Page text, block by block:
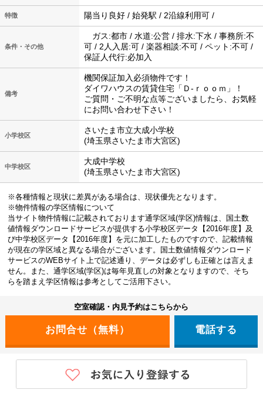
特徴 陽当り良好 / 始発駅 / 2沿線利用可 /
条件・その他
ガス:都市 / 水道:公営 / 排水:下水 / 事務所:不
可 / 2人入居:可 / 楽器相談:不可 / ペット:不可 /
保証人代行:必加入
備考
機関保証加入必須物件です！
ダイワハウスの賃貸住宅「Ｄ‐ｒｏｏｍ」！
ご質問・ご不明な点等ございましたら、お気軽
にお問い合わせ下さい！
小学校区
さいたま市立大成小学校
(埼玉県さいたま市大宮区)
中学校区
大成中学校
(埼玉県さいたま市大宮区)
※各種情報と現状に差異がある場合は、現状優先となります。
※物件情報の学区情報について
当サイト物件情報に記載されております通学区域(学区)情報は、国土数
値情報ダウンロードサービスが提供する小学校区データ【2016年度】及
び中学校区データ【2016年度】を元に加工したものですので、記載情報
が現在の学区域と異なる場合がございます。国土数値情報ダウンロード
サービスのWEBサイト上で記述通り、データは必ずしも正確とは言えま
せん。また、通学区域(学区)は毎年見直しの対象となりますので、そち
らを踏まえ学区情報は参考としてご活用下さい。
空室確認・内見予約はこちらから
電話する